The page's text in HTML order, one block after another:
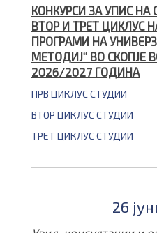
КОНКУРСИ ЗА УПИС НА
ВТОР И ТРЕТ ЦИКЛУС
ПРОГРАМИ НА
МЕТОДИЈ“ ВО СКОПЈЕ
2026/2027 ГОДИНА
ПРВ ЦИКЛУС СТУДИИ
ВТОР ЦИКЛУС СТУДИИ
ТРЕТ ЦИКЛУС СТУДИИ
26